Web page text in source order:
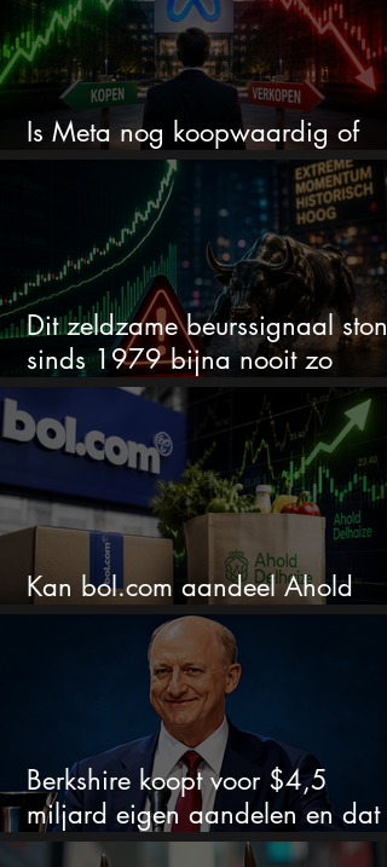
Is Meta nog koopwaardig of
wordt het tijd om te verkopen?
Dit zeldzame beurssignaal stond
sinds 1979 bijna nooit zo
extreem
Kan bol.com aandeel Ahold
nieuw leven inblazen?
Berkshire koopt voor $4,5
miljard eigen aandelen en dat
zegt veel over de waardering